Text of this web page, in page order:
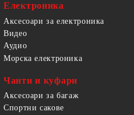
Електроника
Аксесоари за електроника
Видео
Аудио
Морска електроника
Чанти и куфари
Аксесоари за багаж
Спортни сакове